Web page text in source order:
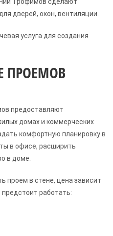
дверей, окон, вентиляции.
услуга для создания
ПРОЕМОВ
предоставляют
домах и коммерческих
комфортную планировку в
в офисе, расширить
в доме.
проем в стене, цена зависит
работать: